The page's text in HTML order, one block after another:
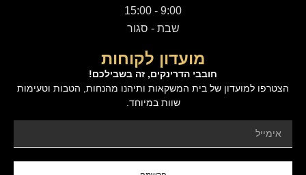
9:00 - 15:00
שבת - סגור
מועדון לקוחות
חובבי הדרינקים, זה בשבילכם!
הצטרפו למועדון של בית המשקאות ותיהנו מהנחות, הטבות וטעימות
שוות במיוחד.